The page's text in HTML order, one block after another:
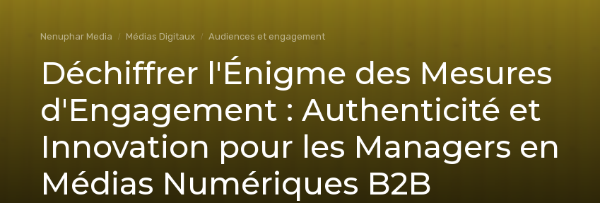
Nenuphar Media Médias Digitaux Audiences et engagement
Déchiffrer l'Énigme des Mesures
d'Engagement : Authenticité et
Innovation pour les Managers en
Médias Numériques B2B